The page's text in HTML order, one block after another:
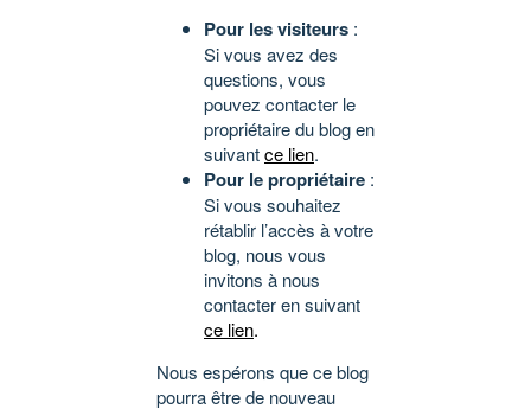
Pour les visiteurs :
Si vous avez des
questions, vous
pouvez contacter le
propriétaire du blog en
suivantce lien.
Pour le propriétaire :
Si vous souhaitez
rétablir l’accès à votre
blog, nous vous
invitons à nous
contacter en suivant
ce lien.
Nous espérons que ce blog
pourra être de nouveau